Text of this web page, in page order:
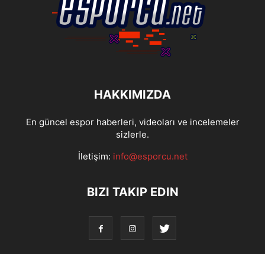
HAKKIMIZDA
En güncel espor haberleri, videoları ve incelemeler
sizlerle.
İletişim: info@esporcu.net
BIZI TAKIP EDIN